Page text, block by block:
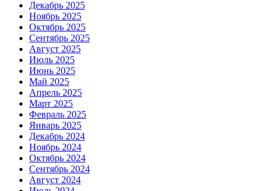
Декабрь 2025
Ноябрь 2025
Октябрь 2025
Сентябрь 2025
Август 2025
Июль 2025
Июнь 2025
Май 2025
Апрель 2025
Март 2025
Февраль 2025
Январь 2025
Декабрь 2024
Ноябрь 2024
Октябрь 2024
Сентябрь 2024
Август 2024